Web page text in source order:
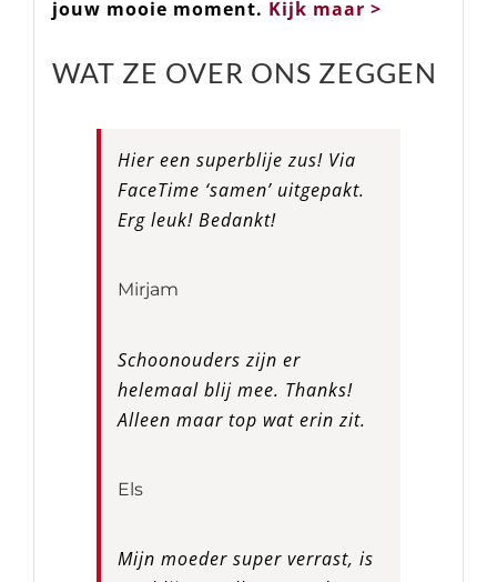
jouw mooie moment. Kijk maar >
WAT ZE OVER ONS ZEGGEN
Hier een superblije zus! Via
FaceTime ‘samen’ uitgepakt.
Erg leuk! Bedankt!
Mirjam
Schoonouders zijn er
helemaal blij mee. Thanks!
Alleen maar top wat erin zit.
Els
Mijn moeder super verrast, is